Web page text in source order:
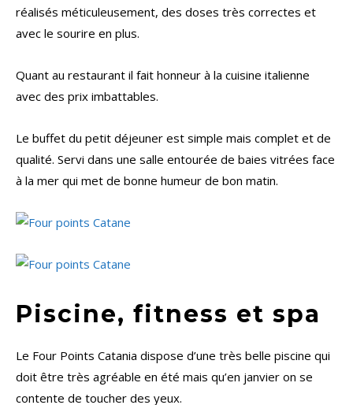
réalisés méticuleusement, des doses très correctes et
avec le sourire en plus.
Quant au restaurant il fait honneur à la cuisine italienne
avec des prix imbattables.
Le buffet du petit déjeuner est simple mais complet et de
qualité. Servi dans une salle entourée de baies vitrées face
à la mer qui met de bonne humeur de bon matin.
Piscine, fitness et spa
Le Four Points Catania dispose d’une très belle piscine qui
doit être très agréable en été mais qu’en janvier on se
contente de toucher des yeux.